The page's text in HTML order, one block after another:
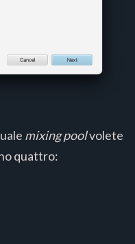
mixing poolvolete
quattro: